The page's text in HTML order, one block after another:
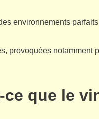
environnements
provoquées
ce que le